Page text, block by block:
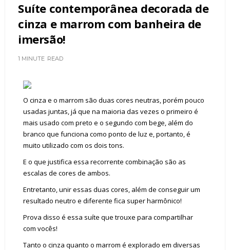
Suíte contemporânea decorada de
cinza e marrom com banheira de
imersão!
1 MINUTE READ
O cinza e o marrom são duas cores neutras, porém pouco
usadas juntas, já que na maioria das vezes o primeiro é
mais usado com preto e o segundo com bege, além do
branco que funciona como ponto de luz e, portanto, é
muito utilizado com os dois tons.
E o que justifica essa recorrente combinação são as
escalas de cores de ambos.
Entretanto, unir essas duas cores, além de conseguir um
resultado neutro e diferente fica super harmônico!
Prova disso é essa suíte que trouxe para compartilhar
com vocês!
Tanto o cinza quanto o marrom é explorado em diversas